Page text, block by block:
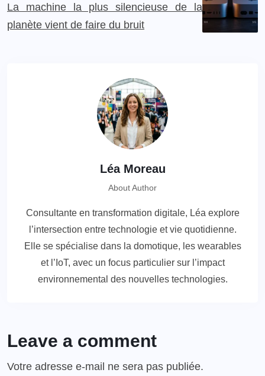
La machine la plus silencieuse de la
planète vient de faire du bruit
Léa Moreau
About Author
Consultante en transformation digitale, Léa explore
l’intersection entre technologie et vie quotidienne.
Elle se spécialise dans la domotique, les wearables
et l’IoT, avec un focus particulier sur l’impact
environnemental des nouvelles technologies.
Leave a comment
Votre adresse e-mail ne sera pas publiée.